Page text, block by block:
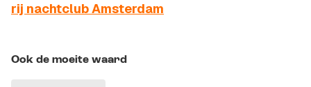
rij nachtclub Amsterdam
Ook de moeite waard